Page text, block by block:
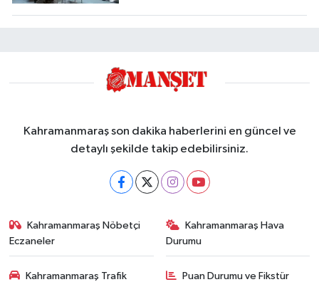
Kahramanmaraş son dakika haberlerini en güncel ve
detaylı şekilde takip edebilirsiniz.
Kahramanmaraş Nöbetçi
Eczaneler
Kahramanmaraş Hava
Durumu
Kahramanmaraş Trafik
Puan Durumu ve Fikstür